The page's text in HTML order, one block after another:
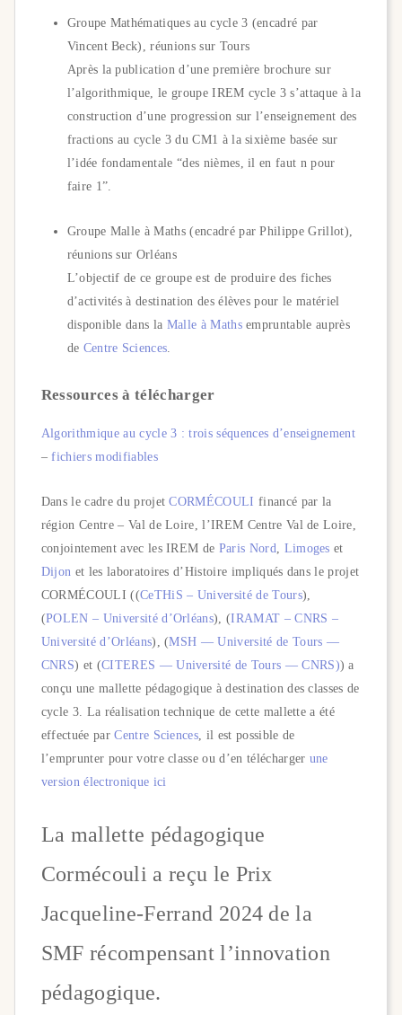
Groupe Mathématiques au cycle 3 (encadré par
Vincent Beck), réunions sur Tours
Après la publication d’une première brochure sur
l’algorithmique, le groupe IREM cycle 3 s’attaque à la
construction d’une progression sur l’enseignement des
fractions au cycle 3 du CM1 à la sixième basée sur
l’idée fondamentale “des nièmes, il en faut n pour
faire 1”.
Groupe Malle à Maths (encadré par Philippe Grillot),
réunions sur Orléans
L’objectif de ce groupe est de produire des fiches
d’activités à destination des élèves pour le matériel
disponible dans la Malle à Mathsempruntable auprès
de Centre Sciences
Ressources à télécharger
Algorithmique au cycle 3 : trois séquences d’enseignement
–fichiers modifiables
Dans le cadre du projetCORMÉCOULI financé par la
région Centre – Val de Loire, l’IREM Centre Val de Loire,
conjointement avec les IREM de Paris Nord Limoges et
Dijon et les laboratoires d’Histoire impliqués dans le projet
CORMÉCOULI ((CeTHiS – Université de Tours),
(POLEN – Université d’Orléans), (IRAMAT – CNRS –
Université d’Orléans), (MSH — Université de Tours —
CNRS) et (CITERES — Université de Tours — CNRS)) a
conçu une mallette pédagogique à destination des classes de
cycle 3. La réalisation technique de cette mallette a été
effectuée parCentre Sciences , il est possible de
l’emprunter pour votre classe ou d’en télécharger une
version électronique ici
La mallette pédagogique
Cormécouli a reçu le Prix
Jacqueline-Ferrand 2024 de la
SMF récompensant l’innovation
pédagogique.